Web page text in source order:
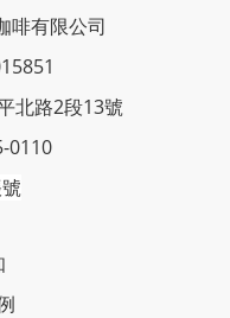
啡有限公司
北路2段13號
0110